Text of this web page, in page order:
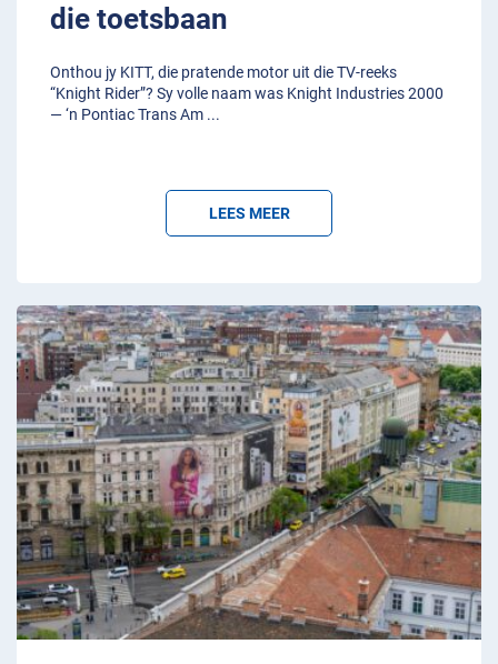
die toetsbaan
Onthou jy KITT, die pratende motor uit die TV-reeks
“Knight Rider”? Sy volle naam was Knight Industries 2000
— ‘n Pontiac Trans Am ...
LEES MEER